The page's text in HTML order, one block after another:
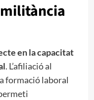
en la capacitat
. L’afiliació al
formació laboral